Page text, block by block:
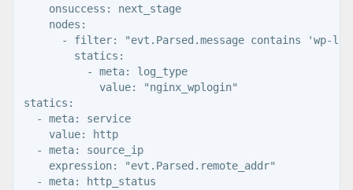
    onsuccess: next_stage
    nodes:
- filter: "evt.Parsed.message contains 'wp-
        statics:
          - meta: log_type
            value: "nginx_wplogin"
statics:
  - meta: service
    value: http
  - meta: source_ip
    expression: "evt.Parsed.remote_addr"
  - meta: http_status